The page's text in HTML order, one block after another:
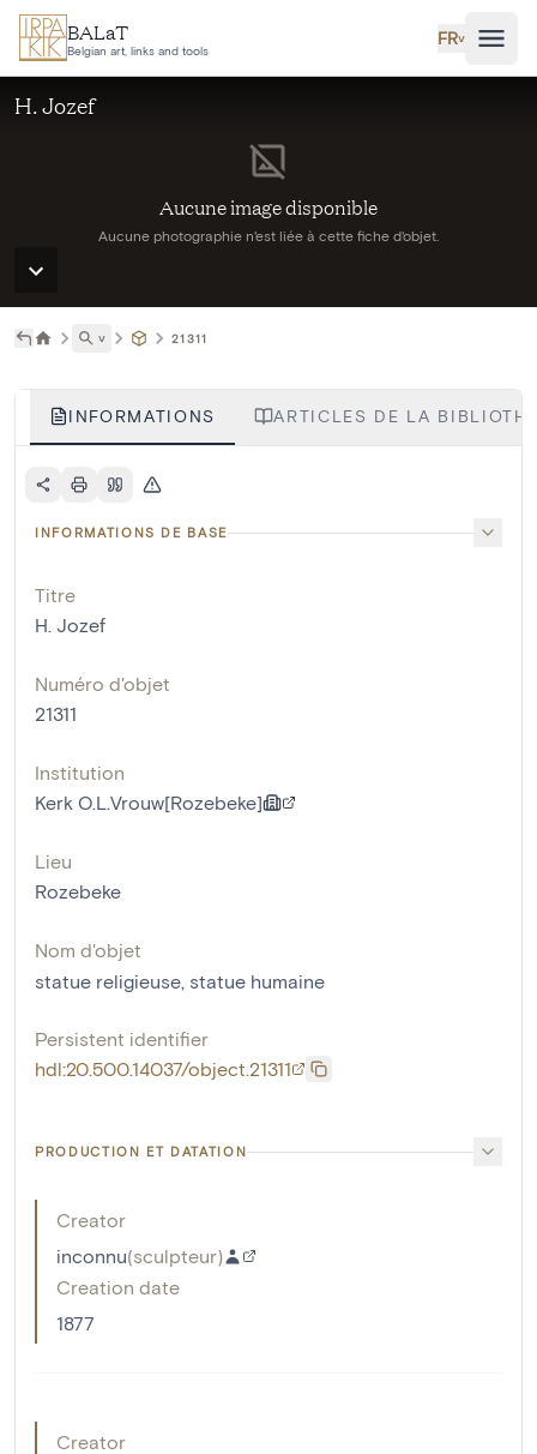
Aller au contenu principal
BALaT
Belgian art, links and tools
FR˅
Aucune image disponible
Aucune photographie n'est liée à cette fiche d'objet.
H. Jozef
˅ 21311
INFORMATIONS ARTICLES DE LA
INFORMATIONS DE BASE
Titre
H. Jozef
Numéro d'objet
21311
Institution
Kerk O.L.Vrouw[Rozebeke]
Lieu
Rozebeke
Nom d'objet
statue religieuse, statue humaine
Persistent identifier
hdl:20.500.14037/object.21311
PRODUCTION ET DATATION
Creator
inconnu(sculpteur)
Creation date
1877
Creator